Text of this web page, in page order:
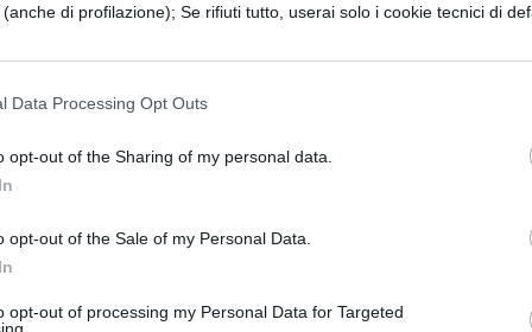
di profilazione); Se rifiuti tutto, userai solo i cookie tecnici di
Data Processing Opt Outs
opt-out of the Sharing of my personal data.
opt-out of the Sale of my Personal Data.
opt-out of processing my Personal Data for Targeted
Miur
LE TRACCE DEGLI ANNI PASSATI.Ora che
Miur ha privilegiato per la versione di greco,
dettaglio e cercare affrontare i brani di cui è
di greco Maturità 2016: le tracce degli
MATURITA' 2016:Avete bisogno di